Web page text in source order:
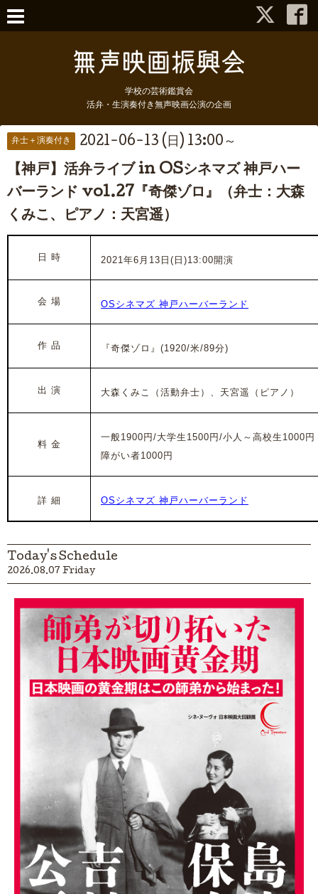
学校の芸術鑑賞会
活弁・生演奏付き無声映画公演の企画
弁士＋演奏付き 2021-06-13 (日) 13:00～
【神戸】活弁ライブ in OSシネマズ 神戸ハー
バーランド vol.27『奇傑ゾロ』（弁士：大森
くみこ、ピアノ：天宮遥）
日 時 2021年6月13日(日)13:00開演
会 場 OSシネマズ 神戸ハーバーランド
作 品 『奇傑ゾロ』(1920/米/89分)
出 演 大森くみこ（活動弁士）、天宮遥（ピアノ）
料 金
一般1900円/大学生1500円/小人～高校生1000円
障がい者1000円
詳 細 OSシネマズ 神戸ハーバーランド
Today's Schedule
2026.08.07 Friday